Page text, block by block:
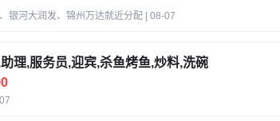
银河大润发、锦州万达就近分配 | 08-07
理,服务员,迎宾,杀鱼烤鱼,炒料,洗碗